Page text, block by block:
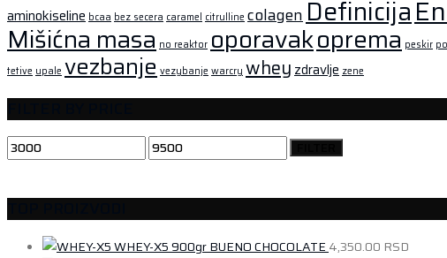
aminokiselinebcaabez seceracaramelcitrullinecolagenDefinicija
Mišićna masano reaktoroporavakoprema peskir
tetiveupalevezbanjevezybanjewarcrywheyzdravljezene
Minimalna
Maksimalna
WHEY-X5 900gr BUENO CHOCOLATE4,350.00 RSD